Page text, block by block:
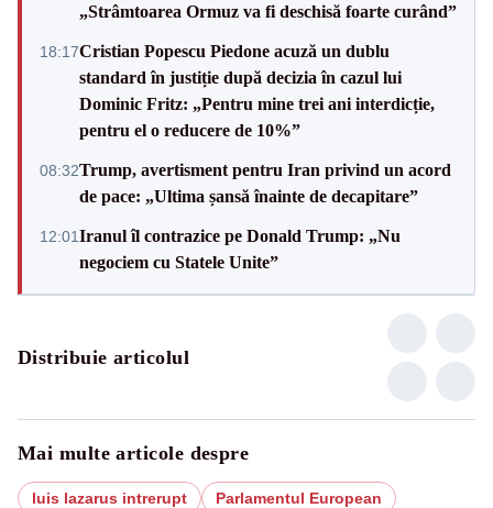
„Strâmtoarea Ormuz va fi deschisă foarte curând”
18:17Cristian Popescu Piedone acuză un dublu
standard în justiție după decizia în cazul lui
Dominic Fritz: „Pentru mine trei ani interdicție,
pentru el o reducere de 10%”
08:32Trump, avertisment pentru Iran privind un acord
de pace: „Ultima șansă înainte de decapitare”
12:01Iranul îl contrazice pe Donald Trump: „Nu
negociem cu Statele Unite”
Distribuie articolul
Mai multe articole despre
luis lazarus intrerupt
Parlamentul European